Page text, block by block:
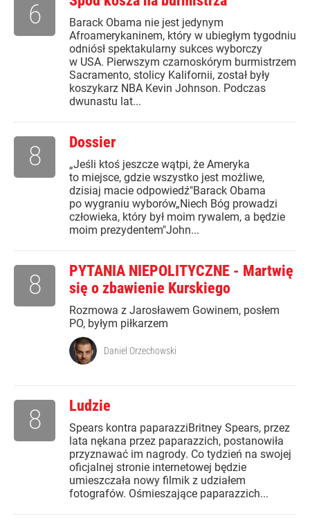
Barack Obama nie jest jedynym
Afroamerykaninem, który w ubiegłym tygodniu
odniósł spektakularny sukces wyborczy
w USA. Pierwszym czarnoskórym burmistrzem
Sacramento, stolicy Kalifornii, został były
koszykarz NBA Kevin Johnson. Podczas
dwunastu lat...
6
Dossier
„Jeśli ktoś jeszcze wątpi, że Ameryka
to miejsce, gdzie wszystko jest możliwe,
dzisiaj macie odpowiedź"Barack Obama
po wygraniu wyborów„Niech Bóg prowadzi
człowieka, który był moim rywalem, a będzie
moim prezydentem"John...
8
PYTANIA NIEPOLITYCZNE - Martwię
się o zbawienie Kurskiego
Rozmowa z Jarosławem Gowinem, posłem
PO, byłym piłkarzem
8
Daniel Orzechowski
Ludzie
Spears kontra paparazziBritney Spears, przez
lata nękana przez paparazzich, postanowiła
przyznawać im nagrody. Co tydzień na swojej
oficjalnej stronie internetowej będzie
umieszczała nowy filmik z udziałem
fotografów. Ośmieszające paparazzich...
8